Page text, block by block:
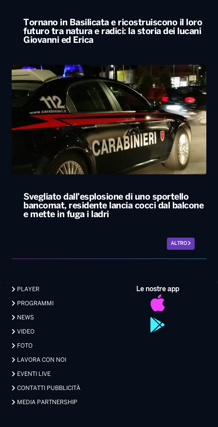
Tornano in Basilicata e ricostruiscono il loro
futuro tra natura e radici: la storia dei lucani
Giovanni ed Erica
Svegliato dall’esplosione di uno sportello
bancomat, residente lancia cocci dal balcone
e mette in fuga i ladri
ALTRO
Le nostre app
PLAYER
PROGRAMMI
NEWS
VIDEO
FOTO
LAVORA CON NOI
EVENTI LIVE
CONTATTI PUBBLICITÀ
MEDIA PARTNERSHIP